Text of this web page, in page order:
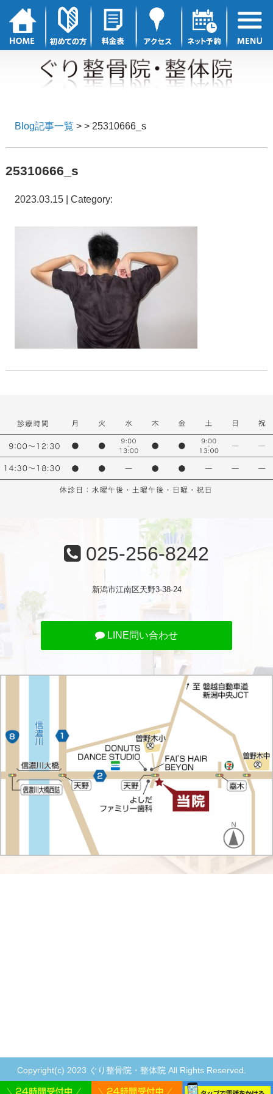
Blog記事一覧 > > 25310666_s
25310666_s
2023.03.15 | Category:
025-256-8242
新潟市江南区天野3-38-24
LINE問い合わせ
Copyright(c) 2023 ぐり整骨院・整体院 All Rights Reserved.